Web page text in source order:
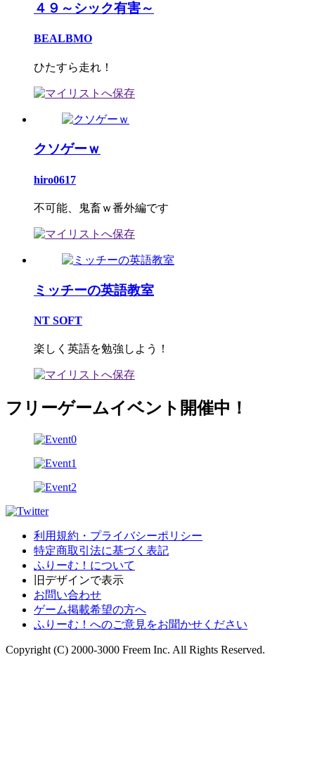
４９～シック有害～
BEALBMO
ひたすら走れ！
クソゲーｗ
hiro0617
不可能、鬼畜ｗ番外編です
ミッチーの英語教室
NT SOFT
楽しく英語を勉強しよう！
フリーゲームイベント開催中！
利用規約・プライバシーポリシー
特定商取引法に基づく表記
ふりーむ！について
旧デザインで表示
お問い合わせ
ゲーム掲載希望の方へ
ふりーむ！へのご意見をお聞かせください
Copyright (C) 2000-3000 Freem Inc. All Rights Reserved.